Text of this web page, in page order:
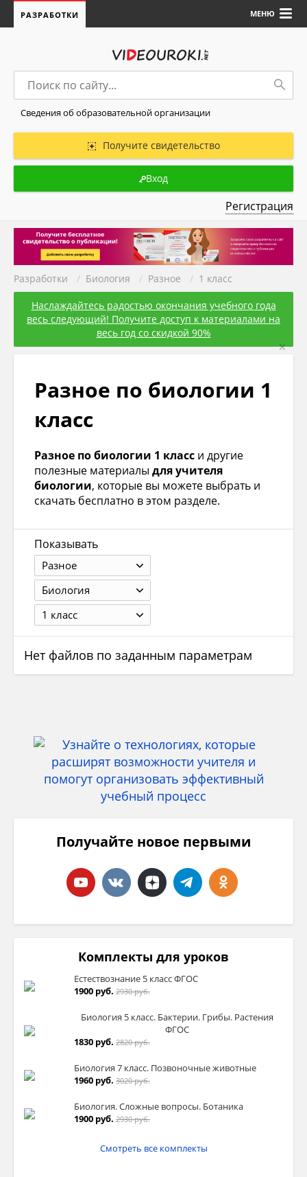
МЕНЮ
РАЗРАБОТКИ
Сведения об образовательной организации
Получите свидетельство
Вход
Регистрация
Разработки / Биология / Разное / 1 класс
Наслаждайтесь радостью окончания учебного года
весь следующий! Получите доступ к материалами на
весь год со скидкой 90%
×
Разное по биологии 1
класс
Разное по биологии 1 класс и другие
полезные материалы для учителя
биологии, которые вы можете выбрать и
скачать бесплатно в этом разделе.
Показывать
Разное
Биология
1 класс
Нет файлов по заданным параметрам
Получайте новое первыми
Комплекты для уроков
Естествознание 5 класс ФГОС
1900 руб. 2930 руб.
Биология 5 класс. Бактерии. Грибы. Растения
ФГОС
1830 руб. 2820 руб.
Биология 7 класс. Позвоночные животные
1960 руб. 3020 руб.
Биология. Сложные вопросы. Ботаника
1900 руб. 2930 руб.
Смотреть все комплекты